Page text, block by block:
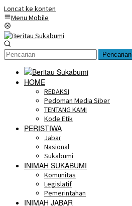
Loncat ke konten
Menu Mobile
Pencarian
HOME
REDAKSI
Pedoman Media Siber
TENTANG KAMI
Kode Etik
PERISTIWA
Jabar
Nasional
Sukabumi
INIMAH SUKABUMI
Komunitas
Legislatif
Pemerintahan
INIMAH JABAR